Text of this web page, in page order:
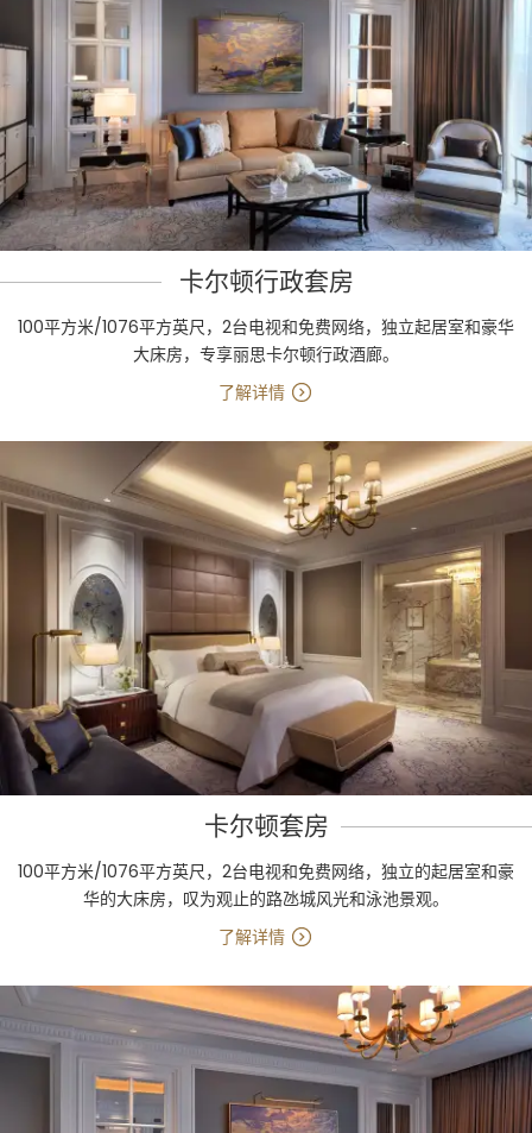
卡尔顿行政套房
100平方米/1076平方英尺，2台电视和免费网络，独立起居室和豪华
大床房，专享丽思卡尔顿行政酒廊。
了解详情
卡尔顿套房
100平方米/1076平方英尺，2台电视和免费网络，独立的起居室和豪
华的大床房，叹为观止的路氹城风光和泳池景观。
了解详情